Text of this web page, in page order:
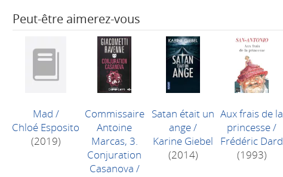
Peut-être aimerez-vous
Mad /
Chloé Esposito
(2019)
Commissaire
Antoine
Marcas, 3.
Conjuration
Casanova /
Satan était un
ange/
Karine Giebel
(2014)
Aux frais de la
princesse/
Frédéric Dard
(1993)